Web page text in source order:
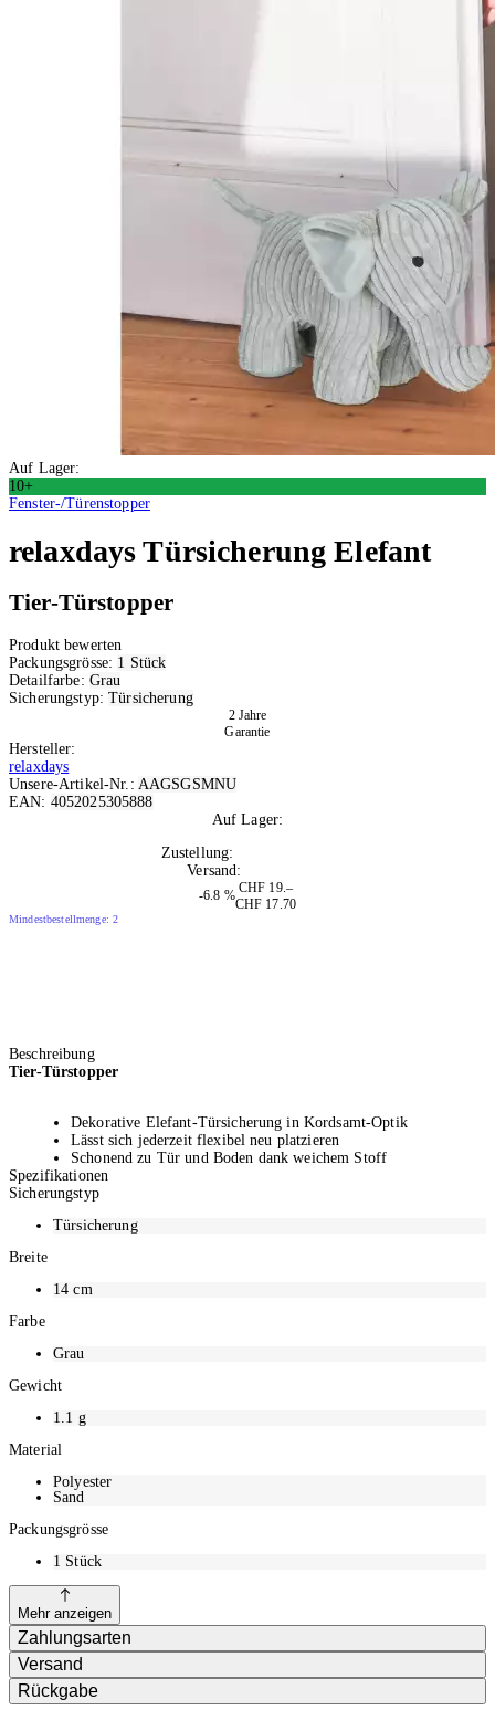
Auf Lager:
10+
Fenster-/Türenstopper
relaxdaysTürsicherung Elefant
Tier-Türstopper
Produkt bewerten
Packungsgrösse: 1 Stück
Detailfarbe: Grau
Sicherungstyp:Türsicherung
2 Jahre
Garantie
Hersteller:
relaxdays
Unsere-Artikel-Nr.: AAGSGSMNU
EAN: 4052025305888
Auf Lager:
Zustellung:
Versand:
-6.8 %
CHF 19.–
CHF 17.70
Mindestbestellmenge: 2
Beschreibung
Tier-Türstopper
Dekorative Elefant-Türsicherung in Kordsamt-Optik
Lässt sich jederzeit flexibel neu platzieren
Schonend zu Tür und Boden dank weichem Stoff
Aus Polyester gefüllt mit Sand
Abmessungen: 22 x 14 x 38 cm (HxBxT)
Spezifikationen
Sicherungstyp
Türsicherung
Breite
14cm
Farbe
Grau
Gewicht
1.1 g
Material
Polyester
Sand
Packungsgrösse
1 Stück
Mehr anzeigen
Zahlungsarten
Versand
Rückgabe